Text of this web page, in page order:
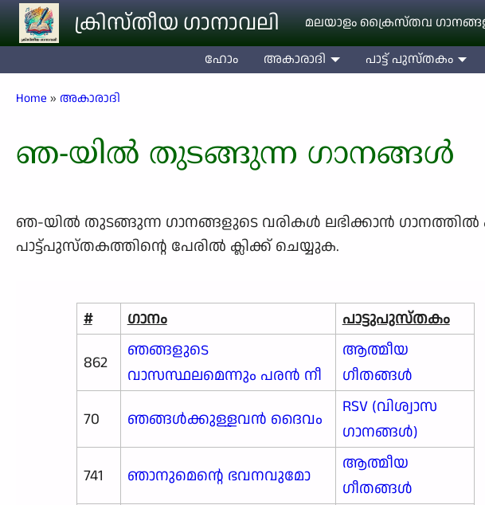
Skip to main contentക്രിസ്തീയ ഗാനാവലി മലയാളം ക്രൈസ്തവ
ഹോം അകാരാദി പാട്ട് പുസ്തകം
Breadcrumb
Home അകാരാദി
ഞ-യിൽ തുടങ്ങുന്ന ഗാനങ്ങൾ
ഞ-യിൽ തുടങ്ങുന്ന ഗാനങ്ങളുടെ വരികള്‍ ലഭിക്കാന്‍
പാട്ട്പുസ്തകത്തിന്റെ പേരില്‍ ക്ലിക്ക് ചെയ്യുക.
# ഗാനം
പാട്ടുപുസ്തകം
862
ഞങ്ങളുടെ
വാസസ്ഥലമെന്നും പരൻ നീ
ആത്മീയ
ഗീതങ്ങൾ
70
ഞങ്ങള്‍ക്കുള്ളവന്‍ ദൈവം
RSV (വിശ്വാസ
ഗാനങ്ങള്‍)
741
ഞാനുമെന്റെ ഭവനവുമോ
ആത്മീയ
ഗീതങ്ങൾ